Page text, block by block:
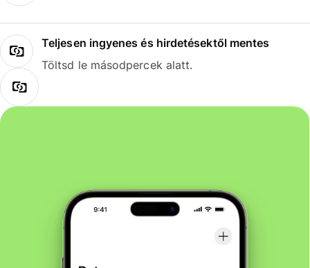
Teljesen ingyenes és hirdetésektől mentes
Töltsd le másodpercek alatt.